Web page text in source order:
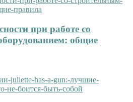
при работе со
общие